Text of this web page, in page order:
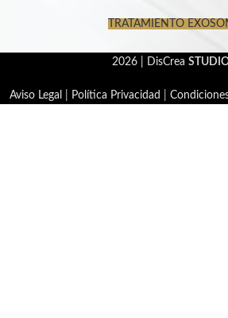
TRATAMIENTO
2026 | DisCrea
Aviso Legal Política Privacidad